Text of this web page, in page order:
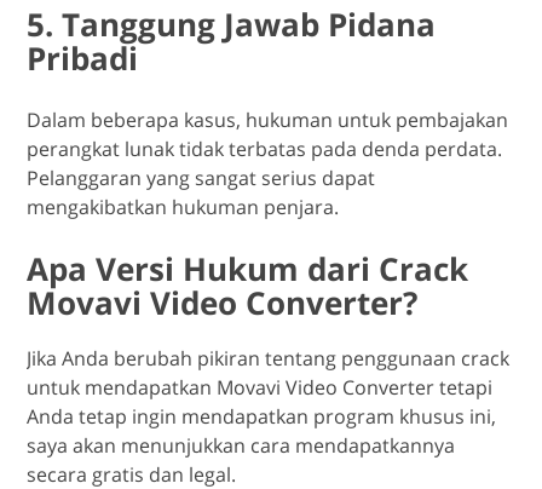
5. Tanggung Jawab Pidana
Pribadi
Dalam beberapa kasus, hukuman untuk pembajakan
perangkat lunak tidak terbatas pada denda perdata.
Pelanggaran yang sangat serius dapat
mengakibatkan hukuman penjara.
Apa Versi Hukum dari Crack
Movavi Video Converter?
Jika Anda berubah pikiran tentang penggunaan crack
untuk mendapatkan Movavi Video Converter tetapi
Anda tetap ingin mendapatkan program khusus ini,
saya akan menunjukkan cara mendapatkannya
secara gratis dan legal.